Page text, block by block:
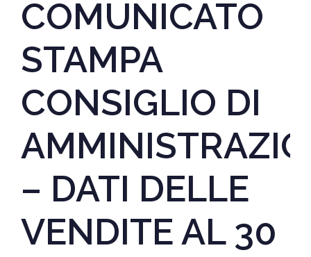
COMUNICATO
STAMPA
CONSIGLIO DI
– DATI DELLE
VENDITE AL 30